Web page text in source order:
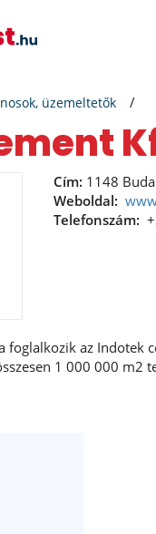
üzemeltetők
Cím: 1148
Weboldal:
Telefonszám:
foglalkozik az Indotek
1 000 000 m2